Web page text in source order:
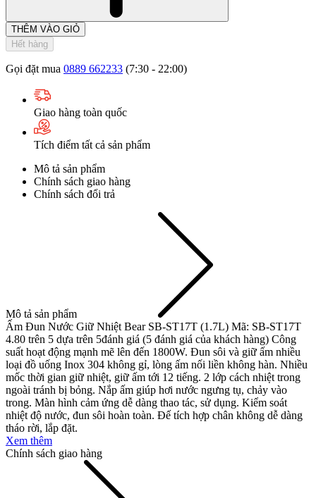
THÊM VÀO GIỎ
Hết hàng
Gọi đặt mua 0889 662233 (7:30 - 22:00)
Giao hàng toàn quốc
Tích điểm tất cả sản phẩm
Mô tả sản phẩm
Chính sách giao hàng
Chính sách đổi trả
Mô tả sản phẩm
Ấm Đun Nước Giữ Nhiệt Bear SB-ST17T (1.7L) Mã: SB-ST17T
4.80 trên 5 dựa trên 5đánh giá (5 đánh giá của khách hàng) Công
suất hoạt động mạnh mẽ lên đến 1800W. Đun sôi và giữ ấm nhiều
loại đồ uống Inox 304 không gỉ, lòng ấm nối liền không hàn. Nhiều
mốc thời gian giữ nhiệt, giữ ấm tới 12 tiếng. 2 lớp cách nhiệt trong
ngoài tránh bị bỏng. Nắp ấm giúp hơi nước ngưng tụ, chảy vào
trong. Màn hình cảm ứng dễ dàng thao tác, sử dụng. Kiểm soát
nhiệt độ nước, đun sôi hoàn toàn. Đế tích hợp chân không dễ dàng
tháo rời, lắp đặt.
Xem thêm
Chính sách giao hàng